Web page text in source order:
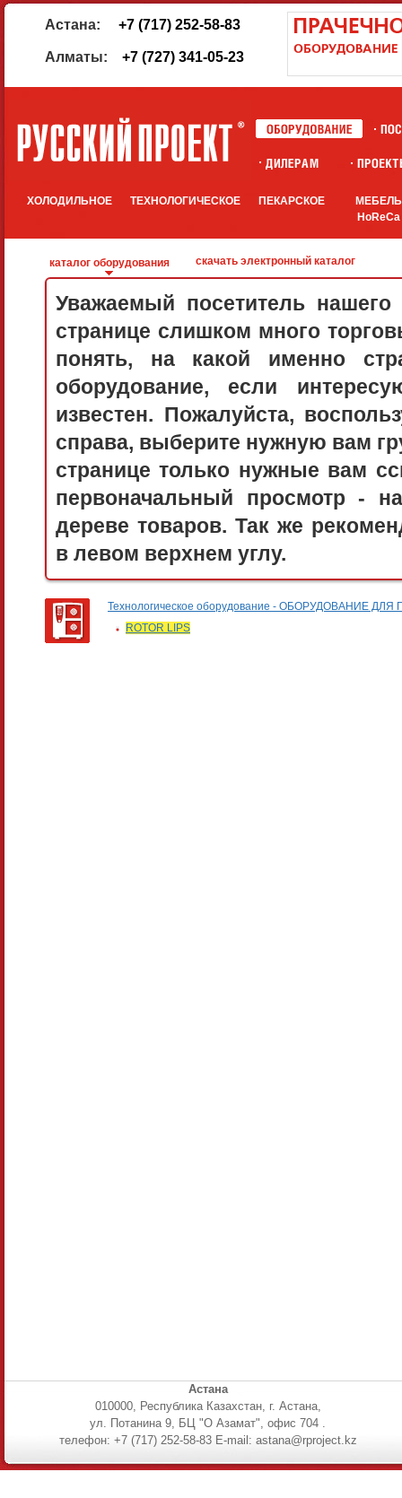
Астана: +7 (717) 252-58-83
Алматы: +7 (727) 341-05-23
ХОЛОДИЛЬНОЕ ТЕХНОЛОГИЧЕСКОЕ ПЕКАРСКОЕ
МЕБЕЛЬ
HoReCa
каталог оборудования скачать электронный каталог
Уважаемый посетитель
странице слишком много
понять, на какой именно
оборудование, если
известен. Пожалуйста,
справа, выберите нужную вам
странице только нужные вам
первоначальный просмотр -
дереве товаров. Так же
в левом верхнем углу.
Технологическое оборудование - ОБОРУДОВАНИЕ
ROTOR LIPS
Астана
010000, Республика Казахстан, г. Астана,
ул. Потанина 9, БЦ "О Азамат", офис 704 .
телефон: +7 (717) 252-58-83 E-mail: astana@rproject.kz